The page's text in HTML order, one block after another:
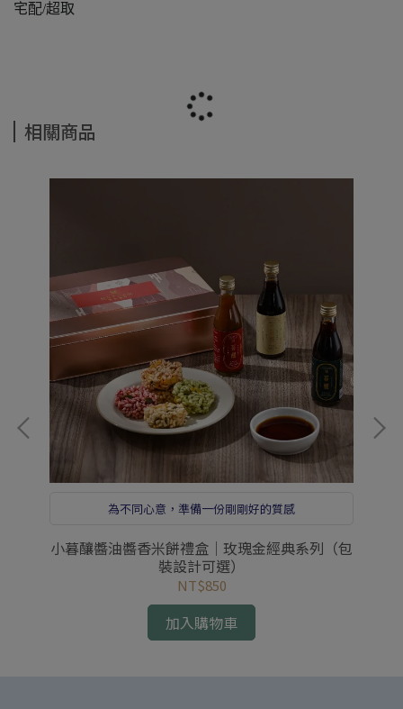
宅配/超取
相關商品
為不同心意，準備一份剛剛好的質感
小暮釀醬油醬香米餅禮盒｜玫瑰金經典系列（包
裝設計可選）
NT$850
加入購物車